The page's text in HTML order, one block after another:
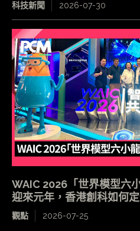
科技新聞 2026-07-30
WAIC 2026「世界模型六
迎來元年，香港創科如何定
觀點 2026-07-25